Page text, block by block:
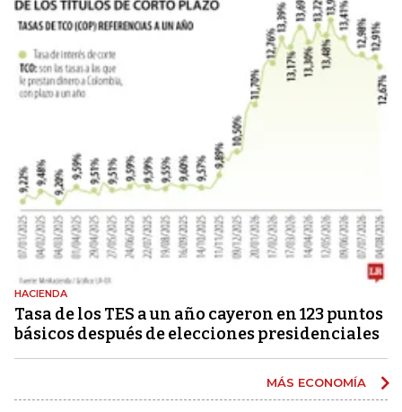
HACIENDA
Tasa de los TES a un año cayeron en 123 puntos
básicos después de elecciones presidenciales
MÁS ECONOMÍA